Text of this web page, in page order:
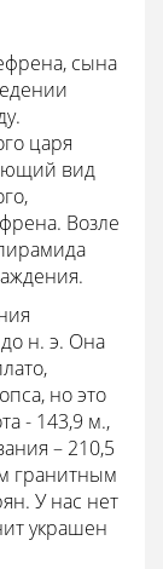
сына
царя
вид
Возле
н. э. Она
но это
- 143,9 м.,
– 210,5
гранитным
У нас нет
украшен